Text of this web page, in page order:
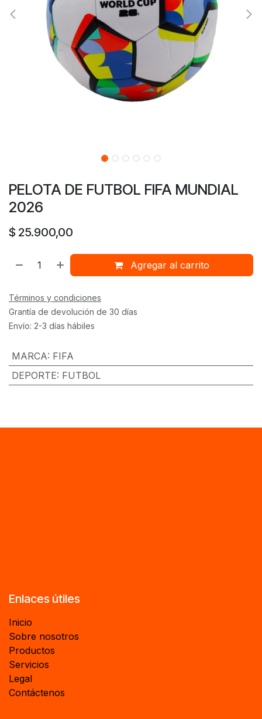
PELOTA DE FUTBOL FIFA MUNDIAL
2026
$ 25.900,00
Agregar al carrito
Términos y condiciones
Grantía de devolución de 30 días
Envío: 2-3 días hábiles
MARCA: FIFA
DEPORTE: FUTBOL
Enlaces útiles
Inicio
Sobre nosotros
Productos
Servicios
Legal
Contáctenos